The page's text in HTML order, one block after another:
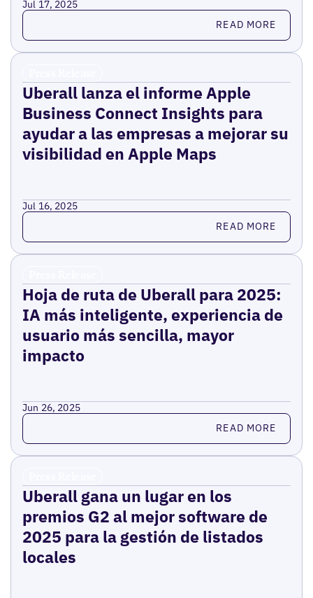
Jul 17, 2025
Read more READ MORE
Uberall lanza el informe Apple
Business Connect Insights para
ayudar a las empresas a mejorar su
visibilidad en Apple Maps
Jul 16, 2025
Read more READ MORE
Hoja de ruta de Uberall para 2025:
IA más inteligente, experiencia de
usuario más sencilla, mayor
impacto
Jun 26, 2025
Read more READ MORE
Uberall gana un lugar en los
premios G2 al mejor software de
2025 para la gestión de listados
locales